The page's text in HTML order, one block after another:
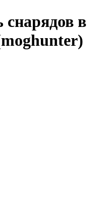
снарядов в